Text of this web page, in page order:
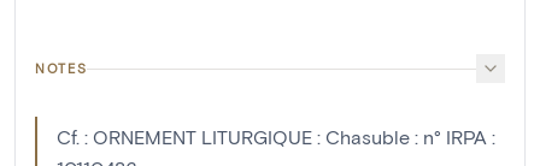
NOTES
Cf. : ORNEMENT LITURGIQUE : Chasuble : n° IRPA :